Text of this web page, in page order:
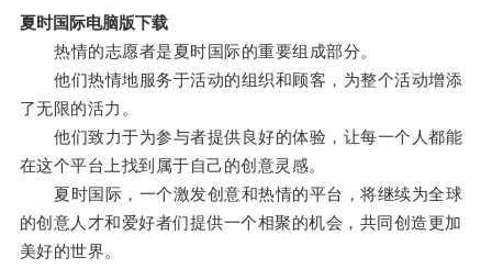
夏时国际电脑版下载
热情的志愿者是夏时国际的重要组成部分。
他们热情地服务于活动的组织和顾客，为整个活动增添
了无限的活力。
他们致力于为参与者提供良好的体验，让每一个人都能
在这个平台上找到属于自己的创意灵感。
夏时国际，一个激发创意和热情的平台，将继续为全球
的创意人才和爱好者们提供一个相聚的机会，共同创造更加
美好的世界。